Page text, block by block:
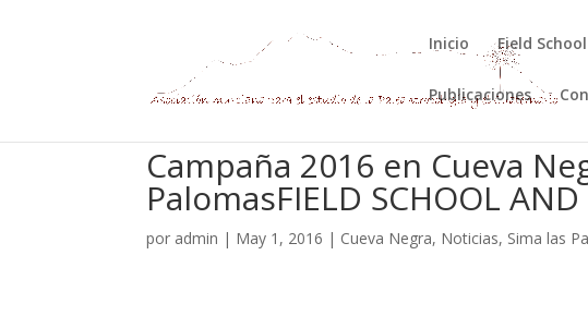
Inicio Field School
Publicaciones
Campaña 2016 en Cueva
PalomasFIELD SCHOOL
por admin | May 1, 2016 | Cueva Negra, Noticias, Sima las